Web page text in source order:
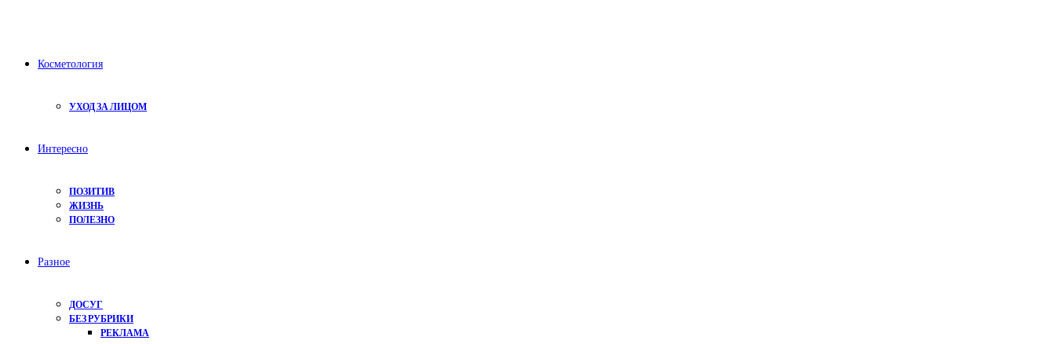
Косметология
УХОД ЗА ЛИЦОМ
Интересно
ПОЗИТИВ
ЖИЗНЬ
ПОЛЕЗНО
Разное
ДОСУГ
БЕЗ РУБРИКИ
РЕКЛАМА